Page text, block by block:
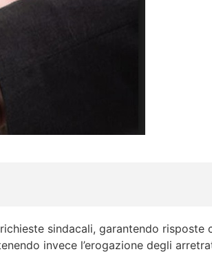
sindacali, garantendo
invece l’erogazione degli